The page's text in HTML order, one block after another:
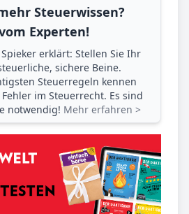
Steuerwissen?
Experten!
erklärt: Stellen Sie Ihr
sichere Beine.
Steuerregeln kennen
im Steuerrecht. Es sind
notwendig! Mehr erfahren >